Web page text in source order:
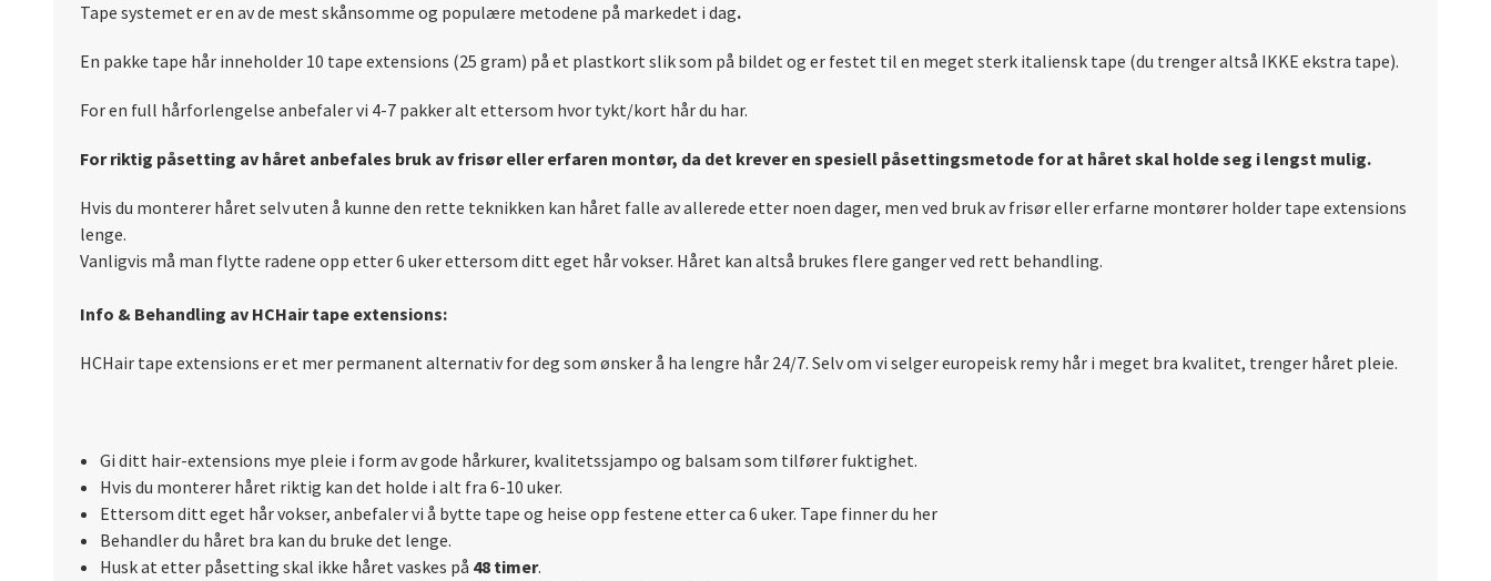
Tape systemet er en av de mest skånsomme og populære metodene på markedet i dag.
En pakke tape hår inneholder 10 tape extensions (25 gram) på et plastkort slik som på bildet og er festet til en meget sterk italiensk tape (du trenger altså IKKE ekstra tape).
For en full hårforlengelse anbefaler vi 4-7 pakker alt ettersom hvor tykt/kort hår du har.
For riktig påsetting av håret anbefales bruk av frisør eller erfaren montør, da det krever en spesiell påsettingsmetode for at håret skal holde seg i lengst mulig.
Hvis du monterer håret selv uten å kunne den rette teknikken kan håret falle av allerede etter noen dager, men ved bruk av frisør eller erfarne montører holder tape extensions
lenge.
Vanligvis må man flytte radene opp etter 6 uker ettersom ditt eget hår vokser. Håret kan altså brukes flere ganger ved rett behandling.
Info & Behandling av HCHair tape extensions:
HCHair tape extensions er et mer permanent alternativ for deg som ønsker å ha lengre hår 24/7. Selv om vi selger europeisk remy hår i meget bra kvalitet, trenger håret pleie.
Gi ditt hair-extensions mye pleie i form av gode hårkurer, kvalitetssjampo og balsam som tilfører fuktighet.
Hvis du monterer håret riktig kan det holde i alt fra 6-10 uker.
Ettersom ditt eget hår vokser, anbefaler vi å bytte tape og heise opp festene etter ca 6 uker. Tape finner du her
Behandler du håret bra kan du bruke det lenge.
Husk at etter påsetting skal ikke håret vaskes på 48 timer.